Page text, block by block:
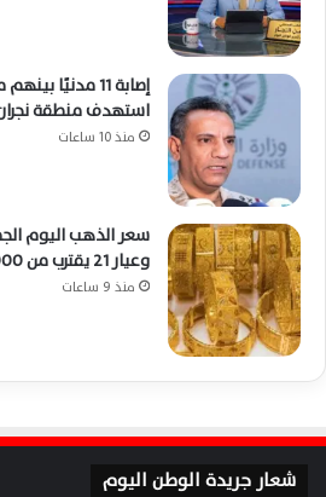
إصابة 11 مدنيًا
استهدف منطقة
منذ 10 ساعات
وعيار 21 يقترب من 6000 جنيه
منذ 9 ساعات
شعار جريدة الوطن اليوم